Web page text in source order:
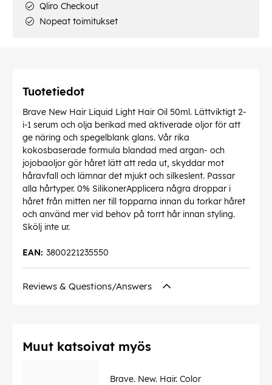
Qliro Checkout
Nopeat toimitukset
Tuotetiedot
Brave New Hair Liquid Light Hair Oil 50ml. Lättviktigt 2-
i-1 serum och olja berikad med aktiverade oljor för att
ge näring och spegelblank glans. Vår rika
kokosbaserade formula blandad med argan- och
jojobaoljor gör håret lätt att reda ut, skyddar mot
håravfall och lämnar det mjukt och silkeslent. Passar
alla hårtyper. 0% SilikonerApplicera några droppar i
håret från mitten ner till topparna innan du torkar håret
och använd mer vid behov på torrt hår innan styling.
Skölj inte ur.
3800221235550
EAN:
Reviews & Questions/Answers
Muut katsoivat myös
Brave. New. Hair. Color